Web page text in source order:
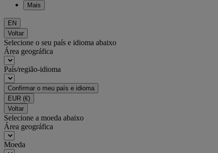
Mais
EN
Voltar
Selecione o seu país e idioma abaixo
Área geográfica
País/região-idioma
Confirmar o meu país e idioma
EUR (€)
Voltar
Selecione a moeda abaixo
Área geográfica
Moeda